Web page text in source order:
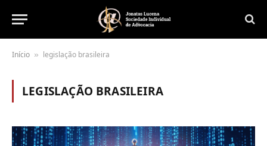
Início » legislação brasileira
LEGISLAÇÃO BRASILEIRA